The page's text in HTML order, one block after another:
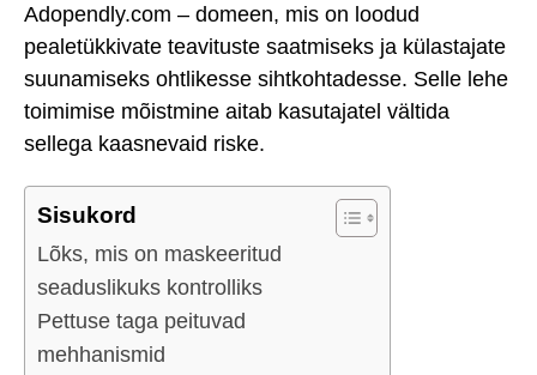
Adopendly.com – domeen, mis on loodud
pealetükkivate teavituste saatmiseks ja külastajate
suunamiseks ohtlikesse sihtkohtadesse. Selle lehe
toimimise mõistmine aitab kasutajatel vältida
sellega kaasnevaid riske.
Sisukord
Lõks, mis on maskeeritud
seaduslikuks kontrolliks
Pettuse taga peituvad
mehhanismid